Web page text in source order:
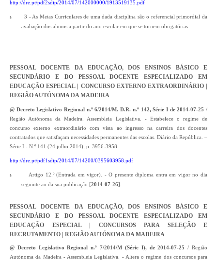
http://dre.pt/pdf2sdip/2014/07/142000000/1913519135.pdf
§
3 - As Metas Curriculares de uma dada disciplina são o referencial primordial da
avaliação dos alunos a partir do ano escolar em que se tornem obrigatórias.
PESSOAL DOCENTE DA EDUCAÇÃO, DOS ENSINOS BÁSICO E
SECUNDÁRIO E DO PESSOAL DOCENTE ESPECIALIZADO EM
EDUCAÇÃO ESPECIAL| CONCURSO EXTERNO EXTRAORDINÁRIO |
REGIÃO AUTÓNOMA DA MADEIRA
@ Decreto Legislativo Regional n.º 6/2014/M. D.R. n.º 142, Série I de 2014-07-25 /
Região Autónoma da Madeira. Assembleia Legislativa. - Estabelece o regime de
concurso externo extraordinário com vista ao ingresso na carreira dos docentes
contratados que satisfaçam necessidades permanentes das escolas. Diário da República. –
Série I - N.º 141 (24 julho 2014), p. 3956-3958.
http://dre.pt/pdf1sdip/2014/07/14200/0395603958.pdf
§
Artigo 12.º (Entrada em vigor). - O presente diploma entra em vigor no dia
seguinte ao da sua publicação [2014-07-26].
PESSOAL DOCENTE DA EDUCAÇÃO, DOS ENSINOS BÁSICO E
SECUNDÁRIO E DO PESSOAL DOCENTE ESPECIALIZADO EM
EDUCAÇÃO ESPECIAL| CONCURSOS PARA SELEÇÃO E
RECRUTAMENTO | REGIÃO AUTÓNOMA DA MADEIRA
@ Decreto Legislativo Regional n.º 7/2014/M (Série I), de 2014-07-25
/ Região
Autónoma da Madeira - Assembleia Legislativa. - Altera o regime dos concursos para